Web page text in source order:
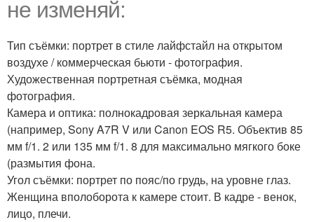
не изменяй:
Тип съёмки: портрет в стиле лайфстайл на открытом
воздухе / коммерческая бьюти - фотография.
Художественная портретная съёмка, модная
фотография.
Камера и оптика: полнокадровая зеркальная камера
(например, Sony A7R V или Canon EOS R5. Объектив 85
мм f/1. 2 или 135 мм f/1. 8 для максимально мягкого боке
(размытия фона.
Угол съёмки: портрет по пояс/по грудь, на уровне глаз.
Женщина вполоборота к камере стоит. В кадре - венок,
лицо, плечи.